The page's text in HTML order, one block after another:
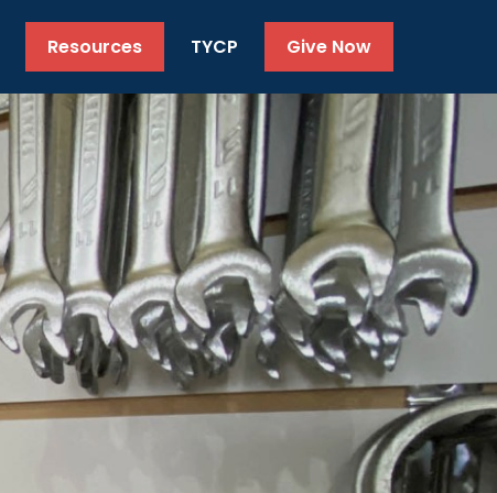
Resources TYCP Give Now